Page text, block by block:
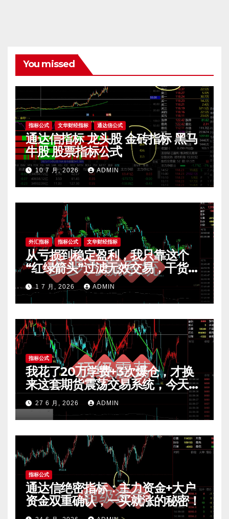
You missed
指标公式 文华财经指标 通达信公式
通达信指标 龙头股 金砖指标 黑马
牛股 股票指标公式
10 7 月, 2026 ADMIN
外汇指标 指标公式 文华财经指标
从亏损到稳定盈利，我只靠这个
“红绿箭头”过滤无效交易，干货全
公开 mt4指标
1 7 月, 2026 ADMIN
指标公式
我花了20万学费+3次爆仓，才换
来这套期货震荡交易系统，今天免
费公开核心逻辑
27 6 月, 2026 ADMIN
指标公式
通达信绝密指标：主力资金+大户
资金双重确认，一买就涨的秘密！